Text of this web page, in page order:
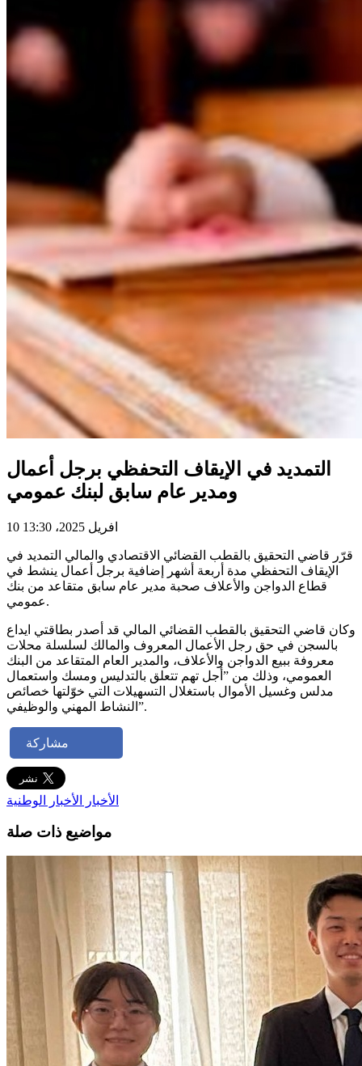
التمديد في الإيقاف التحفظي برجل أعمال
ومدير عام سابق لبنك عمومي
10 افريل 2025، 13:30
قرّر قاضي التحقيق بالقطب القضائي الاقتصادي والمالي التمديد في
الإيقاف التحفظي مدة أربعة أشهر إضافية برجل أعمال ينشط في
قطاع الدواجن والأعلاف صحبة مدير عام سابق متقاعد من بنك
عمومي.
وكان قاضي التحقيق بالقطب القضائي المالي قد أصدر بطاقتي ايداع
بالسجن في حق رجل الأعمال المعروف والمالك لسلسلة محلات
معروفة ببيع الدواجن والأعلاف، والمدير العام المتقاعد من البنك
العمومي، وذلك من ”أجل تهم تتعلق بالتدليس ومسك واستعمال
مدلس وغسيل الأموال باستغلال التسهيلات التي خوّلتها خصائص
النشاط المهني والوظيفي”.
مشاركة
الأخبار الأخبار الوطنية
مواضيع ذات صلة